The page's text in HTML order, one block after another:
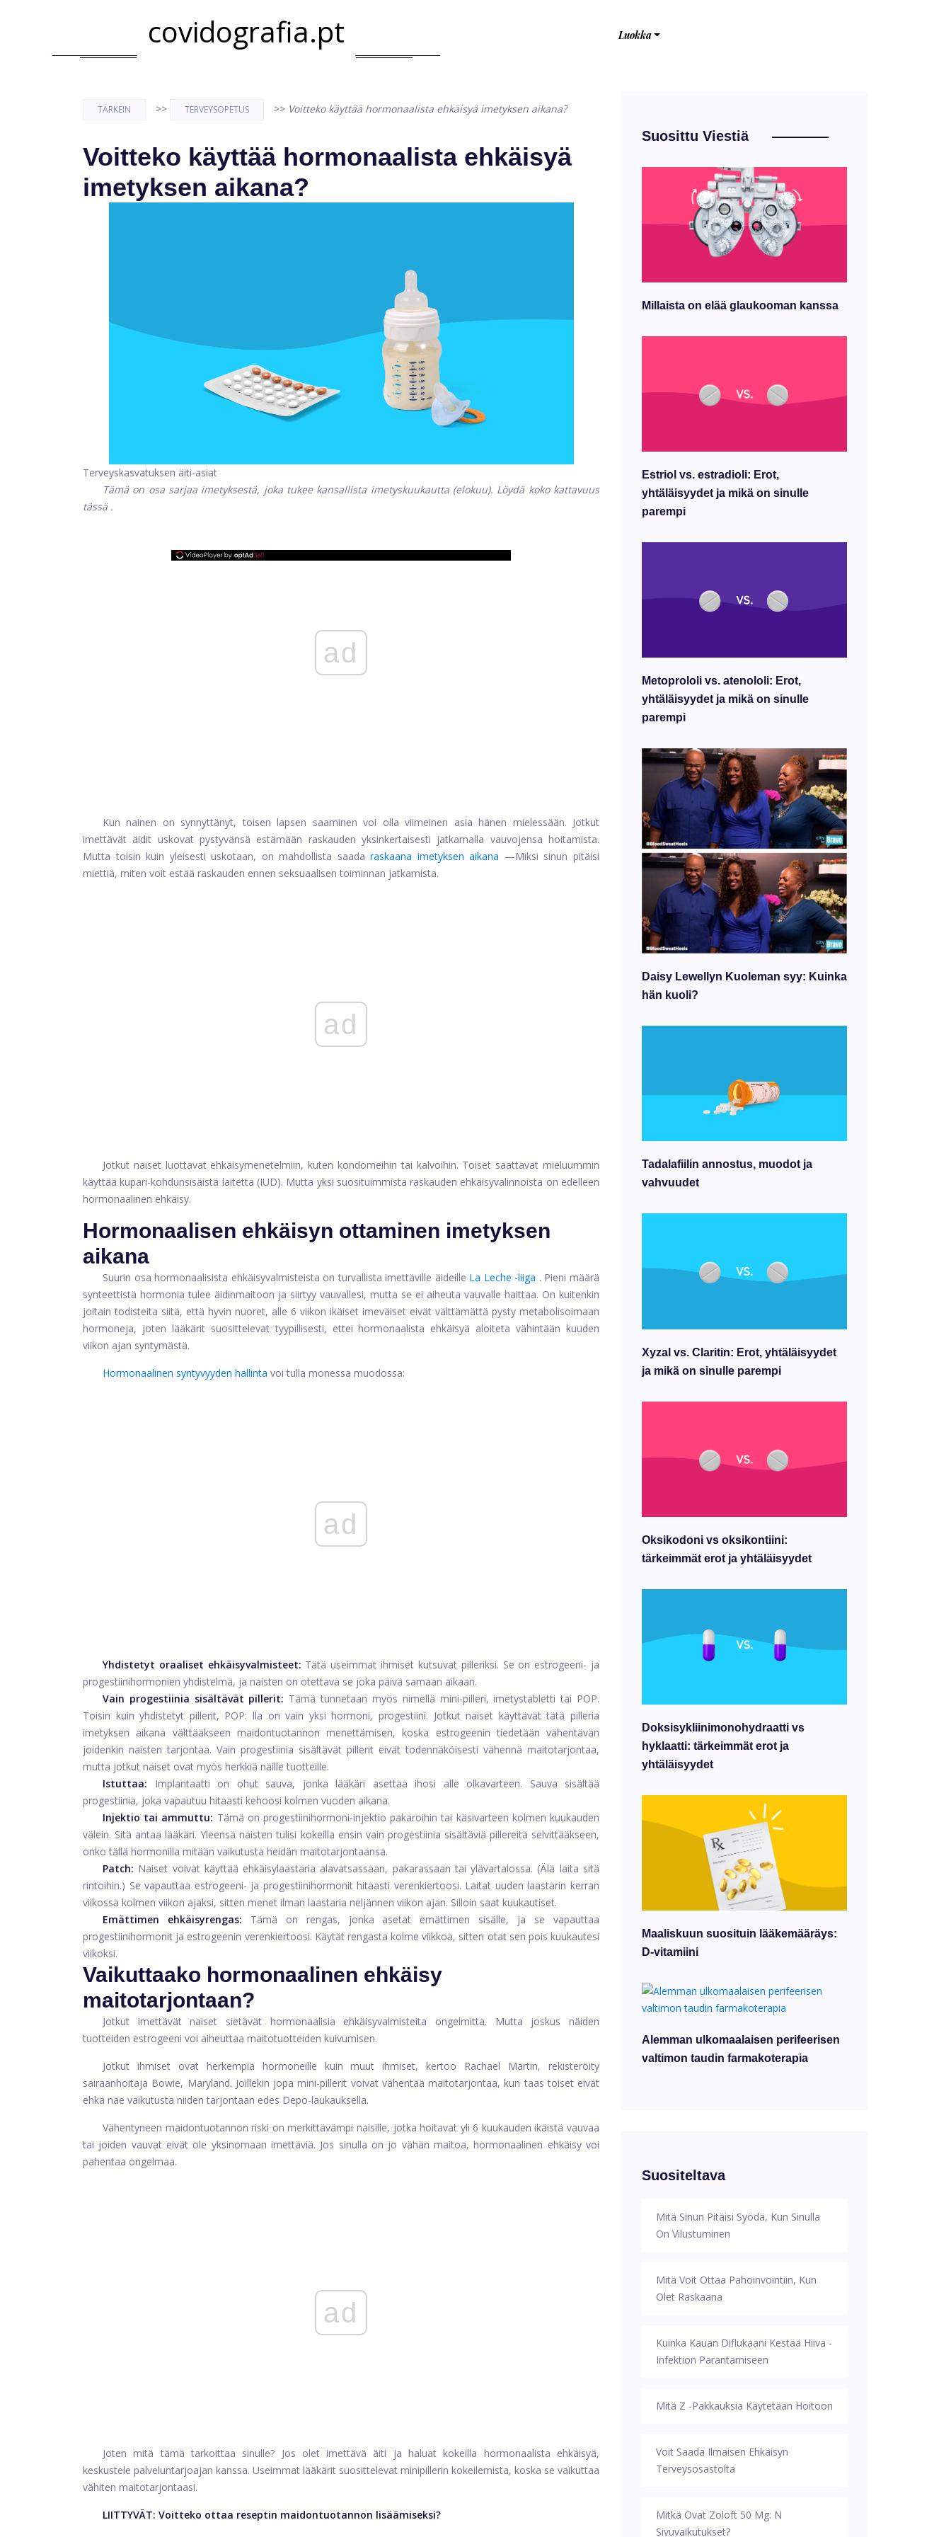
covidografia.pt Luokka
TÄRKEIN >> TERVEYSOPETUS >> Voitteko käyttää hormonaalista ehkäisyä imetyksen aikana?
Voitteko käyttää hormonaalista ehkäisyä
imetyksen aikana?
Terveyskasvatuksen äiti-asiat
Tämä on osa sarjaa imetyksestä, joka tukee kansallista imetyskuukautta (elokuu). Löydä koko kattavuus
tässä .
ad
Kun nainen on synnyttänyt, toisen lapsen saaminen voi olla viimeinen asia hänen mielessään. Jotkut
imettävät äidit uskovat pystyvänsä estämään raskauden yksinkertaisesti jatkamalla vauvojensa hoitamista.
Mutta toisin kuin yleisesti uskotaan, on mahdollista saada raskaana imetyksen aikana —Miksi sinun pitäisi
miettiä, miten voit estää raskauden ennen seksuaalisen toiminnan jatkamista.
ad
Jotkut naiset luottavat ehkäisymenetelmiin, kuten kondomeihin tai kalvoihin. Toiset saattavat mieluummin
käyttää kupari-kohdunsisäistä laitetta (IUD). Mutta yksi suosituimmista raskauden ehkäisyvalinnoista on edelleen
hormonaalinen ehkäisy.
Hormonaalisen ehkäisyn ottaminen imetyksen
aikana
Suurin osa hormonaalisista ehkäisyvalmisteista on turvallista imettäville äideille La Leche -liiga . Pieni määrä
synteettistä hormonia tulee äidinmaitoon ja siirtyy vauvallesi, mutta se ei aiheuta vauvalle haittaa. On kuitenkin
joitain todisteita siitä, että hyvin nuoret, alle 6 viikon ikäiset imeväiset eivät välttämättä pysty metabolisoimaan
hormoneja, joten lääkärit suosittelevat tyypillisesti, ettei hormonaalista ehkäisyä aloiteta vähintään kuuden
viikon ajan syntymästä.
Hormonaalinen syntyvyyden hallinta voi tulla monessa muodossa:
ad
Yhdistetyt oraaliset ehkäisyvalmisteet: Tätä useimmat ihmiset kutsuvat pilleriksi. Se on estrogeeni- ja
progestiinihormonien yhdistelmä, ja naisten on otettava se joka päivä samaan aikaan.
Vain progestiinia sisältävät pillerit: Tämä tunnetaan myös nimellä mini-pilleri, imetystabletti tai POP.
Toisin kuin yhdistetyt pillerit, POP: lla on vain yksi hormoni, progestiini. Jotkut naiset käyttävät tätä pilleria
imetyksen aikana välttääkseen maidontuotannon menettämisen, koska estrogeenin tiedetään vähentävän
joidenkin naisten tarjontaa. Vain progestiinia sisältävät pillerit eivät todennäköisesti vähennä maitotarjontaa,
mutta jotkut naiset ovat myös herkkiä näille tuotteille.
Istuttaa:
Implantaatti on ohut sauva, jonka lääkäri asettaa ihosi alle olkavarteen. Sauva sisältää
progestiinia, joka vapautuu hitaasti kehoosi kolmen vuoden aikana.
Injektio tai ammuttu: Tämä on progestiinihormoni-injektio pakaroihin tai käsivarteen kolmen kuukauden
välein. Sitä antaa lääkäri. Yleensä naisten tulisi kokeilla ensin vain progestiinia sisältäviä pillereitä selvittääkseen,
onko tällä hormonilla mitään vaikutusta heidän maitotarjontaansa.
Patch: Naiset voivat käyttää ehkäisylaastaria alavatsassaan, pakarassaan tai ylävartalossa. (Älä laita sitä
rintoihin.) Se vapauttaa estrogeeni- ja progestiinihormonit hitaasti verenkiertoosi. Laitat uuden laastarin kerran
viikossa kolmen viikon ajaksi, sitten menet ilman laastaria neljännen viikon ajan. Silloin saat kuukautiset.
Emättimen ehkäisyrengas:
Tämä on rengas, jonka asetat emättimen sisälle, ja se vapauttaa
progestiinihormonit ja estrogeenin verenkiertoosi. Käytät rengasta kolme viikkoa, sitten otat sen pois kuukautesi
viikoksi.
Vaikuttaako hormonaalinen ehkäisy
maitotarjontaan?
Jotkut imettävät naiset sietävät hormonaalisia ehkäisyvalmisteita ongelmitta. Mutta joskus näiden
tuotteiden estrogeeni voi aiheuttaa maitotuotteiden kuivumisen.
Jotkut ihmiset ovat herkempiä hormoneille kuin muut ihmiset, kertoo Rachael Martin, rekisteröity
sairaanhoitaja Bowie, Maryland. Joillekin jopa mini-pillerit voivat vähentää maitotarjontaa, kun taas toiset eivät
ehkä näe vaikutusta niiden tarjontaan edes Depo-laukauksella.
Vähentyneen maidontuotannon riski on merkittävämpi naisille, jotka hoitavat yli 6 kuukauden ikäistä vauvaa
tai joiden vauvat eivät ole yksinomaan imettäviä. Jos sinulla on jo vähän maitoa, hormonaalinen ehkäisy voi
pahentaa ongelmaa.
ad
Joten mitä tämä tarkoittaa sinulle? Jos olet imettävä äiti ja haluat kokeilla hormonaalista ehkäisyä,
keskustele palveluntarjoajan kanssa. Useimmat lääkärit suosittelevat minipillerin kokeilemista, koska se vaikuttaa
vähiten maitotarjontaasi.
LIITTYVÄT: Voitteko ottaa reseptin maidontuotannon lisäämiseksi?
Suosittu Viestiä
Millaista on elää glaukooman kanssa
Estriol vs. estradioli: Erot,
yhtäläisyydet ja mikä on sinulle
parempi
Metoprololi vs. atenololi: Erot,
yhtäläisyydet ja mikä on sinulle
parempi
Daisy Lewellyn Kuoleman syy: Kuinka
hän kuoli?
Tadalafiilin annostus, muodot ja
vahvuudet
Xyzal vs. Claritin: Erot, yhtäläisyydet
ja mikä on sinulle parempi
Oksikodoni vs oksikontiini:
tärkeimmät erot ja yhtäläisyydet
Doksisykliinimonohydraatti vs
hyklaatti: tärkeimmät erot ja
yhtäläisyydet
Maaliskuun suosituin lääkemääräys:
D-vitamiini
Alemman ulkomaalaisen perifeerisen
valtimon taudin farmakoterapia
Suositeltava
Mitä Sinun Pitäisi Syödä, Kun Sinulla
On Vilustuminen
Mitä Voit Ottaa Pahoinvointiin, Kun
Olet Raskaana
Kuinka Kauan Diflukaani Kestää Hiiva -
Infektion Parantamiseen
Mitä Z -pakkauksia Käytetään Hoitoon
Voit Saada Ilmaisen Ehkäisyn
Terveysosastolta
Mitkä Ovat Zoloft 50 Mg: N
Sivuvaikutukset?